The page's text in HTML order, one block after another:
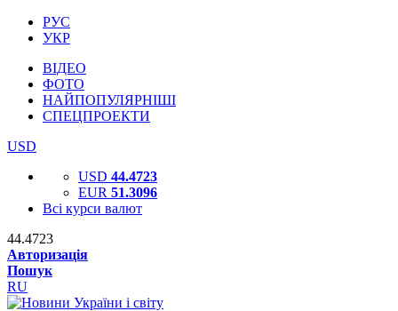
РУС
УКР
ВІДЕО
ФОТО
НАЙПОПУЛЯРНІШІ
СПЕЦПРОЕКТИ
USD
USD 44.4723
EUR 51.3096
Всі курси валют
44.4723
Авторизація
Пошук
RU